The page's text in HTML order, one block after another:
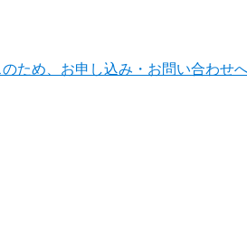
ため、お申し込み・お問い合わせ